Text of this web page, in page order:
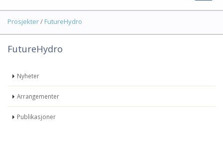
Prosjekter/ FutureHydro
FutureHydro
Nyheter
Arrangementer
Publikasjoner